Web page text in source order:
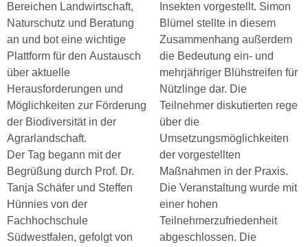
Bereichen Landwirtschaft,
Naturschutz und Beratung
an und bot eine wichtige
Plattform für den Austausch
über aktuelle
Herausforderungen und
Möglichkeiten zur Förderung
der Biodiversität in der
Agrarlandschaft.
Der Tag begann mit der
Begrüßung durch Prof. Dr.
Tanja Schäfer und Steffen
Hünnies von der
Fachhochschule
Südwestfalen, gefolgt von
Insekten vorgestellt. Simon
Blümel stellte in diesem
Zusammenhang außerdem
die Bedeutung ein- und
mehrjähriger Blühstreifen für
Nützlinge dar. Die
Teilnehmer diskutierten rege
über die
Umsetzungsmöglichkeiten
der vorgestellten
Maßnahmen in der Praxis.
Die Veranstaltung wurde mit
einer hohen
Teilnehmerzufriedenheit
abgeschlossen. Die